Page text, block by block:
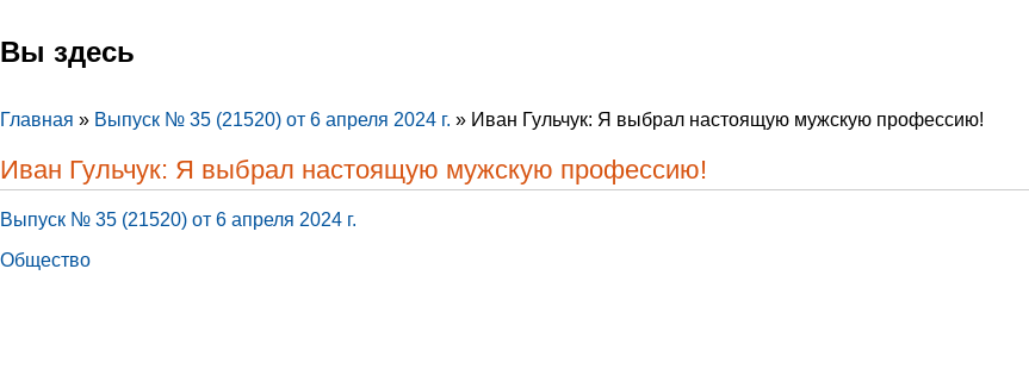
Вы здесь
Главная » Выпуск № 35 (21520) от 6 апреля 2024 г. » Иван Гульчук: Я выбрал настоящую мужскую профессию!
Иван Гульчук: Я выбрал настоящую мужскую профессию!
Выпуск № 35 (21520) от 6 апреля 2024 г.
Общество